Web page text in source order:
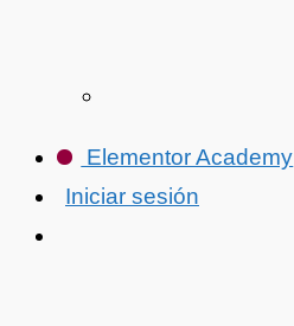
Elementor Academy
Iniciar sesión